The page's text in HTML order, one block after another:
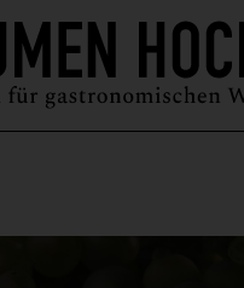
PODCAST ÜBER UNS